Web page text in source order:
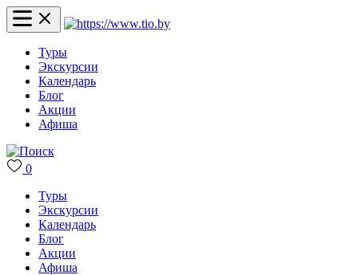
Туры
Экскурсии
Календарь
Блог
Акции
Афиша
0
Туры
Экскурсии
Календарь
Блог
Акции
Афиша